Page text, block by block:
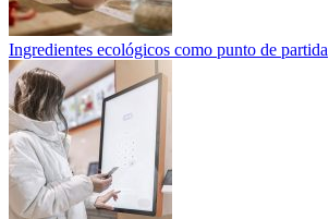
Ingredientes ecológicos como punto de partida